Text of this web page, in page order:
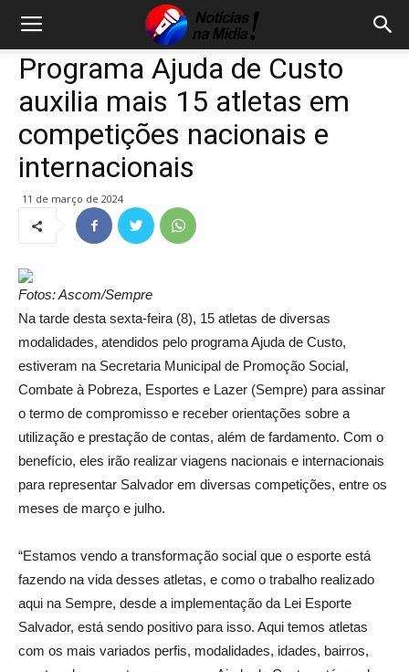
Programa Ajuda de Custo
auxilia mais 15 atletas em
competições nacionais e
internacionais
11 de março de 2024
Fotos: Ascom/Sempre
Na tarde desta sexta-feira (8), 15 atletas de diversas
modalidades, atendidos pelo programa Ajuda de Custo,
estiveram na Secretaria Municipal de Promoção Social,
Combate à Pobreza, Esportes e Lazer (Sempre) para assinar
o termo de compromisso e receber orientações sobre a
utilização e prestação de contas, além de fardamento. Com o
benefício, eles irão realizar viagens nacionais e internacionais
para representar Salvador em diversas competições, entre os
meses de março e julho.
“Estamos vendo a transformação social que o esporte está
fazendo na vida desses atletas, e como o trabalho realizado
aqui na Sempre, desde a implementação da Lei Esporte
Salvador, está sendo positivo para isso. Aqui temos atletas
com os mais variados perfis, modalidades, idades, bairros,